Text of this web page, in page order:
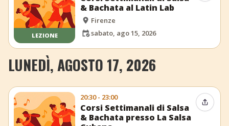
LEZIONE
& Bachata al Latin Lab
Firenze
sabato, ago 15, 2026
LUNEDÌ, AGOSTO 17, 2026
20:30 - 23:00
Corsi Settimanali di Salsa
& Bachata presso La Salsa